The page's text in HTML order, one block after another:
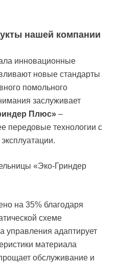
нашей компании
инновационные
новые стандарты
помольного
заслуживает
Плюс»–
передовые технологии с
«Эко-Гриндер
на 35% благодаря
схеме
управления адаптирует
материала
обслуживание и